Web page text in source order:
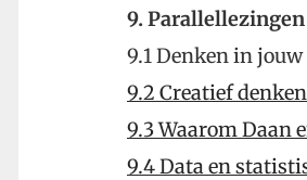
9. Parallellezingen
9.1 Denken in
9.2 Creatief
9.3 Waarom Daan
9.4 Data en